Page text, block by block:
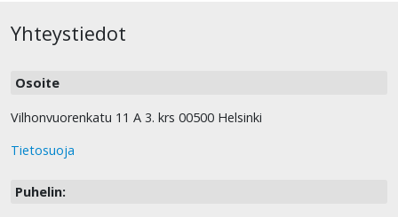
Yhteystiedot
Osoite
Vilhonvuorenkatu 11 A 3. krs 00500 Helsinki
Tietosuoja
Puhelin: